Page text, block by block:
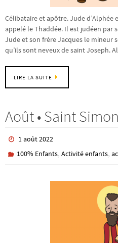
Célibataire et apôtre. Jude d’Alphée
appelé le Thaddée. Il est judéen par
Jude et son frère Jacques le mineur
qu’ils sont neveux de saint Joseph.
LIRE LA SUITE
Août • Saint
1 août 2022
100% Enfants,Activité enfants,